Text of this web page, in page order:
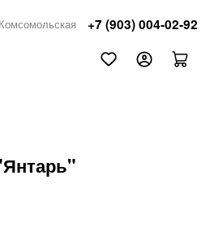
+7 (903) 004-02-92